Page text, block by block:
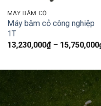
MÁY BĂM CỎ
Máy băm cỏ công nghiệp
1T
13,230,000₫ – 15,750,000